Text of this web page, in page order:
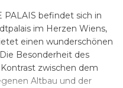
PALAIS befindet sich in
im Herzen Wiens,
einen wunderschönen
Besonderheit des
zwischen dem
Altbau und der